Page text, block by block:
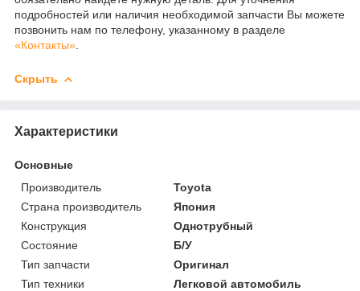
подробностей или наличия необходимой запчасти Вы можете
позвонить нам по телефону, указанному в разделе
«Контакты»
Скрыть
Характеристики
Основные
Производитель
Toyota
Страна производитель
Япония
Конструкция
Однотрубный
Состояние
Б/У
Тип запчасти
Оригинал
Тип техники
Легковой автомобиль